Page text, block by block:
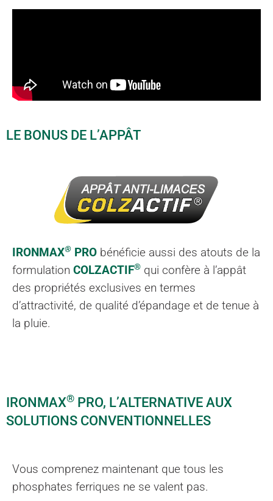
LE BONUS DE L’APPÂT
IRONMAX® PRO bénéficie aussi des atouts de la
formulation COLZACTIF® qui confère à l’appât
des propriétés exclusives en termes
d’attractivité, de qualité d’épandage et de tenue à
la pluie.
IRONMAX® PRO, L’ALTERNATIVE AUX
SOLUTIONS CONVENTIONNELLES
Vous comprenez maintenant que tous les
phosphates ferriques ne se valent pas.